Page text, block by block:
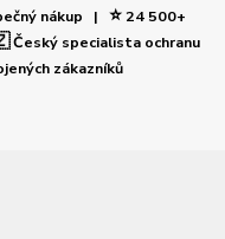
nákup | ⭐24 500+
Český specialista ochranu
zákazníků